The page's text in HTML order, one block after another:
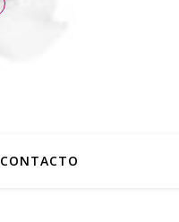
CONTACTO